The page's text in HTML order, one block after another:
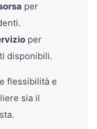
per
per
disponibili.
flessibilità e
sia il